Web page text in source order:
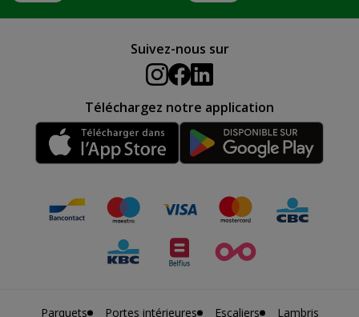
Suivez-nous sur
Téléchargez notre application
Parquets Portes intérieures Escaliers Lambris